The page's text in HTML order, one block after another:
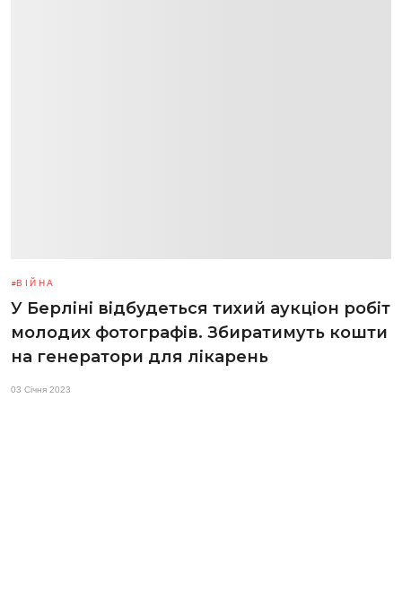
ВІЙНА
У Берліні відбудеться тихий аукціон робіт
молодих фотографів. Збиратимуть кошти
на генератори для лікарень
03 Січня 2023